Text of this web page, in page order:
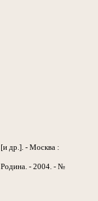
др.]. - Москва :
- 2004. - №